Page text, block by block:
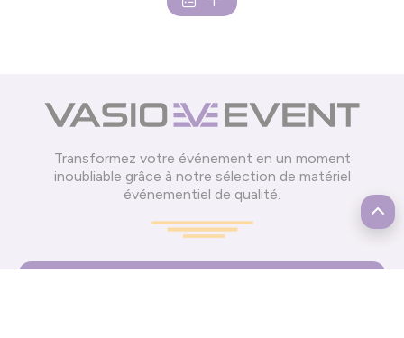
Transformez votre événement en un moment
inoubliable grâce à notre sélection de matériel
événementiel de qualité.